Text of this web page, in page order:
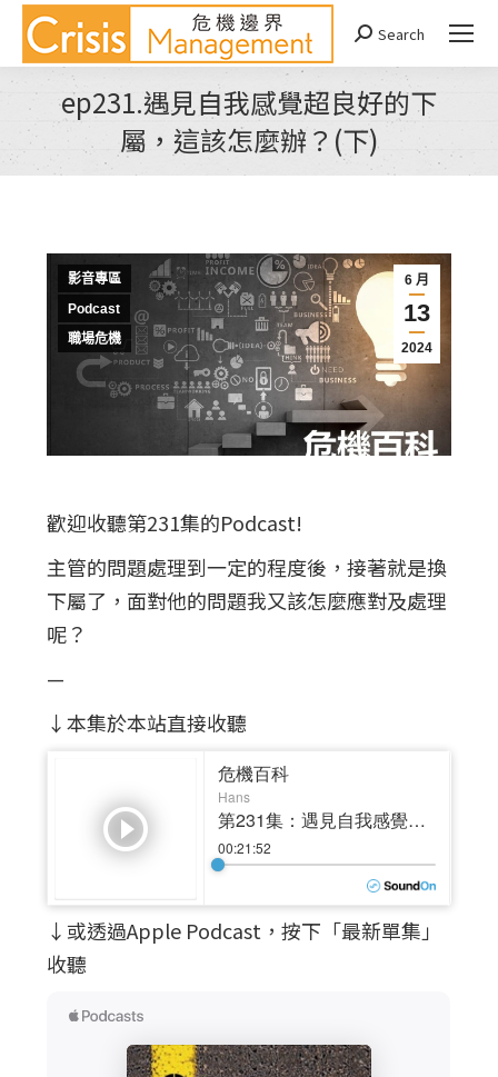
Search:
Search
ep231.遇見自我感覺超良好的下
屬，這該怎麼辦？(下)
You are here:
6 月
13
2024
影音專區
Podcast
職場危機
歡迎收聽第231集的Podcast!
主管的問題處理到一定的程度後，接著就是換
下屬了，面對他的問題我又該怎麼應對及處理
呢？
—
↓本集於本站直接收聽
↓或透過Apple Podcast，按下「最新單集」
收聽